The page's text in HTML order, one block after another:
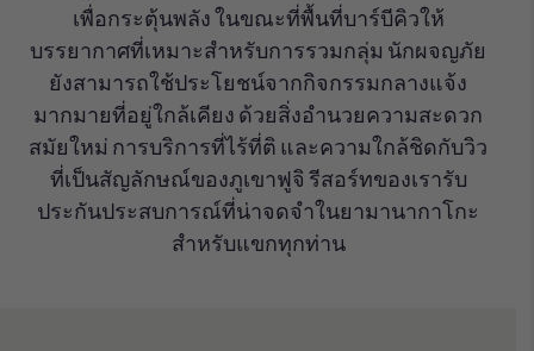
เพื่อกระตุ้นพลัง ในขณะที่พื้นที่บาร์บีคิวให้
บรรยากาศที่เหมาะสำหรับการรวมกลุ่ม นักผจญภัย
ยังสามารถใช้ประโยชน์จากกิจกรรมกลางแจ้ง
มากมายที่อยู่ใกล้เคียง ด้วยสิ่งอำนวยความสะดวก
สมัยใหม่ การบริการที่ไร้ที่ติ และความใกล้ชิดกับวิว
ที่เป็นสัญลักษณ์ของภูเขาฟูจิ รีสอร์ทของเรารับ
ประกันประสบการณ์ที่น่าจดจำในยามานากาโกะ
สำหรับแขกทุกท่าน